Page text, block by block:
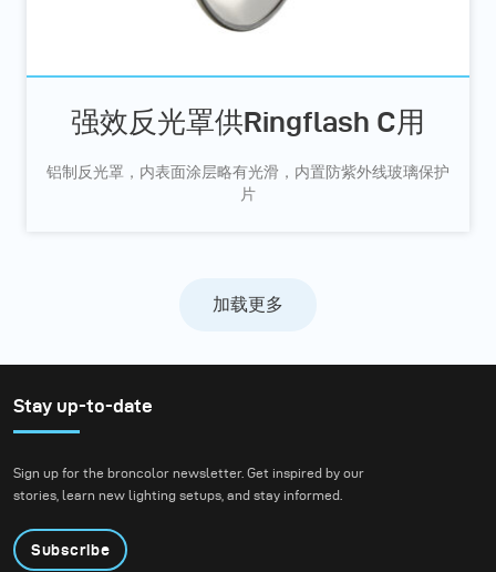
强效反光罩供Ringflash C用
铝制反光罩，内表面涂层略有光滑，内置防紫外线玻璃保护
片
加载更多
Stay up-to-date
Sign up for the broncolor newsletter. Get inspired by our
stories, learn new lighting setups, and stay informed.
Subscribe